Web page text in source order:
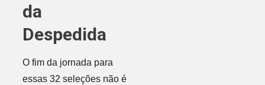
da
Despedida
O fim da jornada para
essas 32 seleções não é